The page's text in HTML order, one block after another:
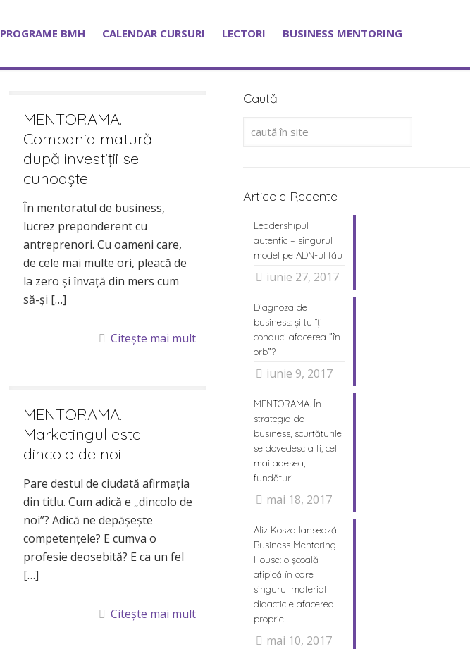
PROGRAME BMH CALENDAR CURSURI LECTORI BUSINESS MENTORING
MENTORAMA.
Compania matură
după investiții se
cunoaște
În mentoratul de business,
lucrez preponderent cu
antreprenori. Cu oameni care,
de cele mai multe ori, pleacă de
la zero și învață din mers cum
să-și […]
Citește mai mult
MENTORAMA.
Marketingul este
dincolo de noi
Pare destul de ciudată afirmaţia
din titlu. Cum adică e „dincolo de
noi”? Adică ne depăşeşte
competenţele? E cumva o
profesie deosebită? E ca un fel
[…]
Citește mai mult
Caută
Articole Recente
Leadershipul
autentic – singurul
model pe ADN-ul tău
iunie 27, 2017
Diagnoza de
business: și tu îți
conduci afacerea ”în
orb”?
iunie 9, 2017
MENTORAMA. În
strategia de
business, scurtăturile
se dovedesc a fi, cel
mai adesea,
fundături
mai 18, 2017
Aliz Kosza lansează
Business Mentoring
House: o școală
atipică în care
singurul material
didactic e afacerea
proprie
mai 10, 2017